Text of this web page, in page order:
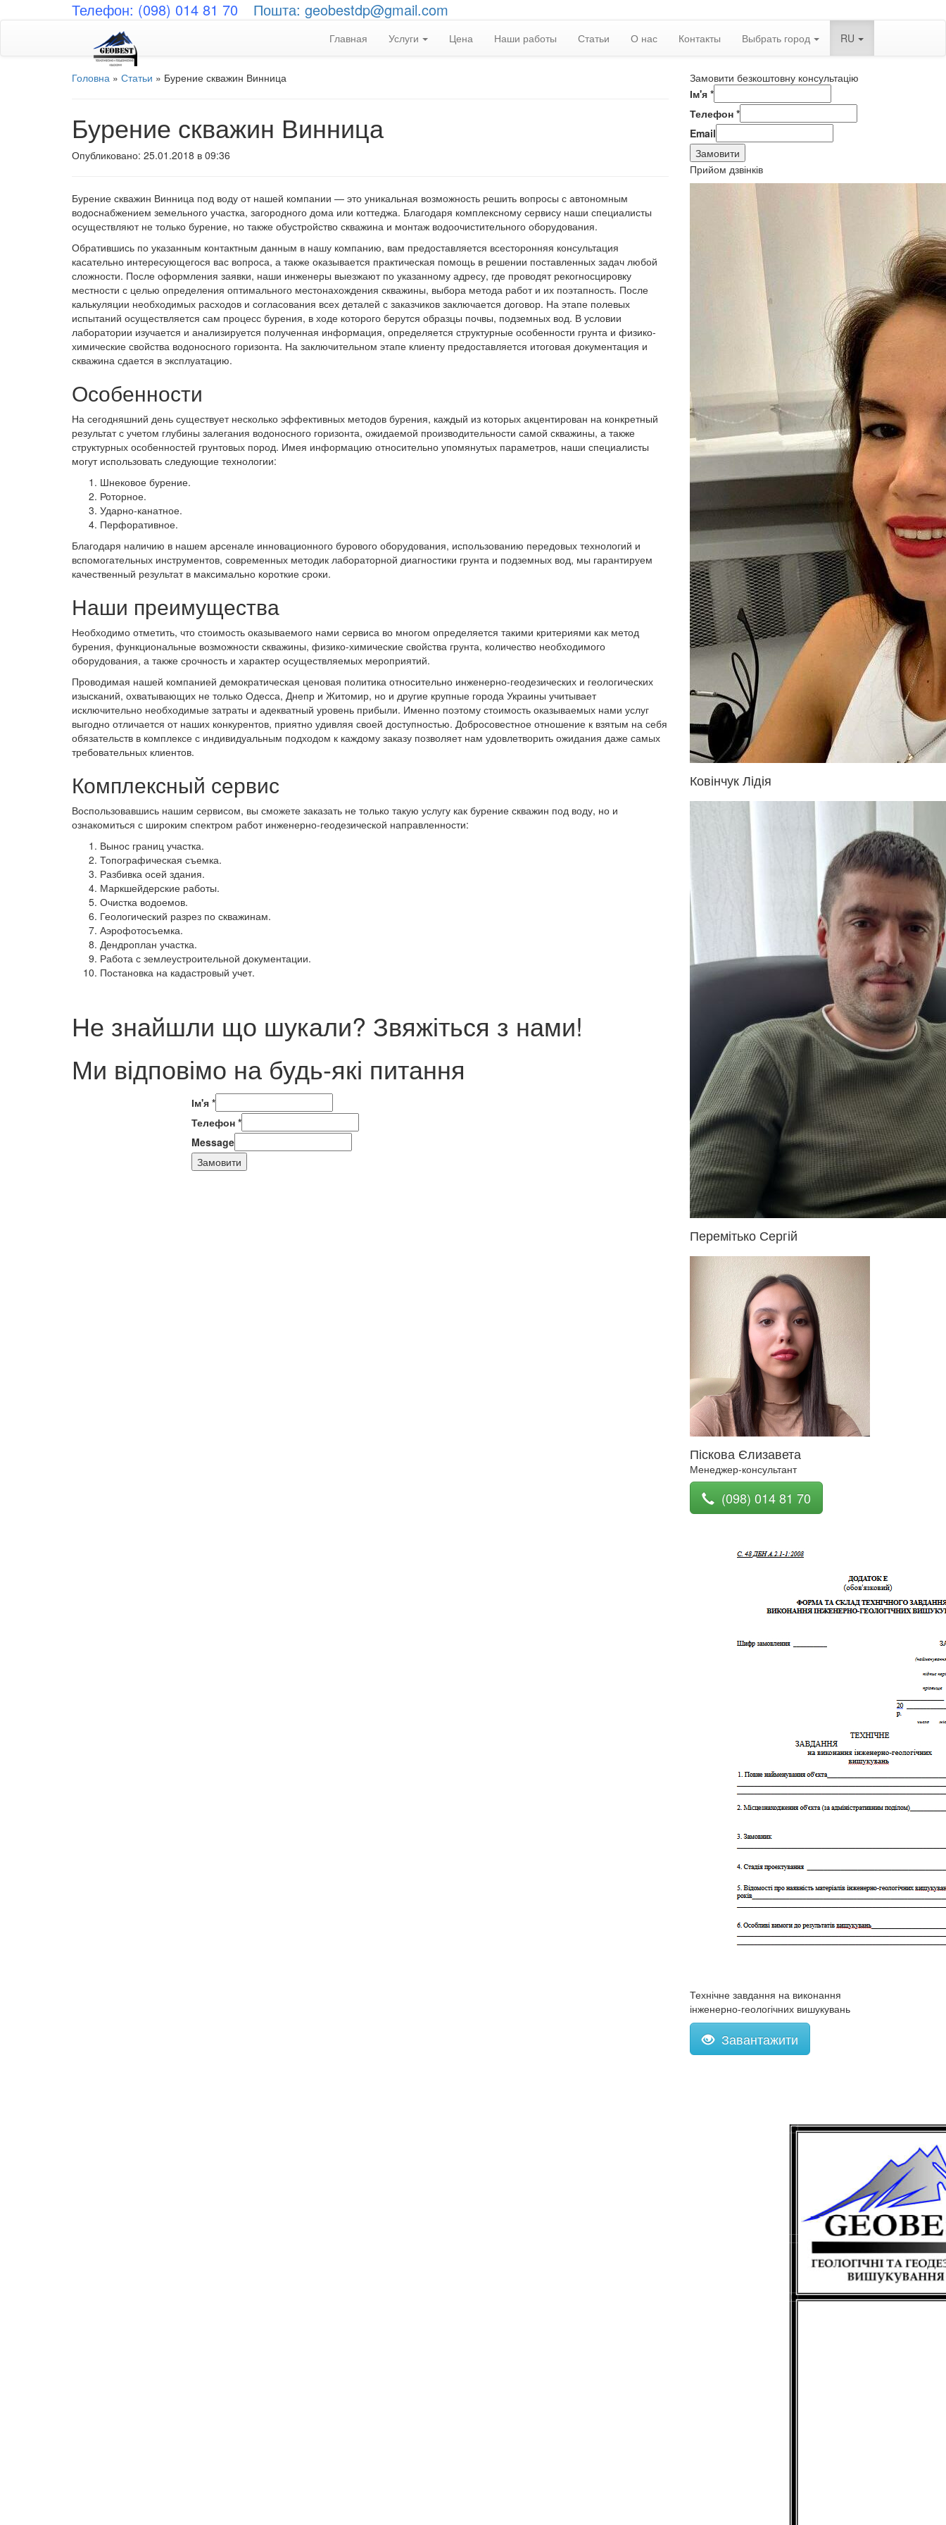
Телефон: (098) 014 81 70 Пошта: geobestdp@gmail.com
Главная Услуги Цена Наши работы Статьи О нас Контакты Выбрать город RU
Головна » Статьи » Бурение скважин Винница
Бурение скважин Винница
Опубликовано: 25.01.2018 в 09:36
Бурение скважин Винница под воду от нашей компании — это уникальная возможность решить вопросы с автономным
водоснабжением земельного участка, загородного дома или коттеджа. Благодаря комплексному сервису наши специалисты
осуществляют не только бурение, но также обустройство скважина и монтаж водоочистительного оборудования.
Обратившись по указанным контактным данным в нашу компанию, вам предоставляется всесторонняя консультация
касательно интересующегося вас вопроса, а также оказывается практическая помощь в решении поставленных задач любой
сложности. После оформления заявки, наши инженеры выезжают по указанному адресу, где проводят рекогносцировку
местности с целью определения оптимального местонахождения скважины, выбора метода работ и их поэтапность. После
калькуляции необходимых расходов и согласования всех деталей с заказчиков заключается договор. На этапе полевых
испытаний осуществляется сам процесс бурения, в ходе которого берутся образцы почвы, подземных вод. В условии
лаборатории изучается и анализируется полученная информация, определяется структурные особенности грунта и физико-
химические свойства водоносного горизонта. На заключительном этапе клиенту предоставляется итоговая документация и
скважина сдается в эксплуатацию.
Особенности
На сегодняшний день существует несколько эффективных методов бурения, каждый из которых акцентирован на конкретный
результат с учетом глубины залегания водоносного горизонта, ожидаемой производительности самой скважины, а также
структурных особенностей грунтовых пород. Имея информацию относительно упомянутых параметров, наши специалисты
могут использовать следующие технологии:
Шнековое бурение.
Роторное.
Ударно-канатное.
Перфоративное.
Благодаря наличию в нашем арсенале инновационного бурового оборудования, использованию передовых технологий и
вспомогательных инструментов, современных методик лабораторной диагностики грунта и подземных вод, мы гарантируем
качественный результат в максимально короткие сроки.
Наши преимущества
Необходимо отметить, что стоимость оказываемого нами сервиса во многом определяется такими критериями как метод
бурения, функциональные возможности скважины, физико-химические свойства грунта, количество необходимого
оборудования, а также срочность и характер осуществляемых мероприятий.
Проводимая нашей компанией демократическая ценовая политика относительно инженерно-геодезических и геологических
изысканий, охватывающих не только Одесса, Днепр и Житомир, но и другие крупные города Украины учитывает
исключительно необходимые затраты и адекватный уровень прибыли. Именно поэтому стоимость оказываемых нами услуг
выгодно отличается от наших конкурентов, приятно удивляя своей доступностью. Добросовестное отношение к взятым на себя
обязательств в комплексе с индивидуальным подходом к каждому заказу позволяет нам удовлетворить ожидания даже самых
требовательных клиентов.
Комплексный сервис
Воспользовавшись нашим сервисом, вы сможете заказать не только такую услугу как бурение скважин под воду, но и
ознакомиться с широким спектром работ инженерно-геодезической направленности:
Вынос границ участка.
Топографическая съемка.
Разбивка осей здания.
Маркшейдерские работы.
Очистка водоемов.
Геологический разрез по скважинам.
Аэрофотосъемка.
Дендроплан участка.
Работа с землеустроительной документации.
Постановка на кадастровый учет.
Не знайшли що шукали? Звяжіться з нами!
Ми відповімо на будь-які питання
Ім'я *
Телефон *
Message
Замовити
Замовити безкоштовну консультацію
Ім'я *
Телефон *
Email
Замовити
Прийом дзвінків
Ковінчук Лідія
Перемітько Сергій
Піскова Єлизавета
Менеджер-консультант
(098) 014 81 70
Технічне завдання на виконання
інженерно-геологічних вишукувань
Завантажити